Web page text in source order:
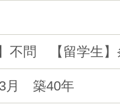
】不問 【留学生
月 築40年